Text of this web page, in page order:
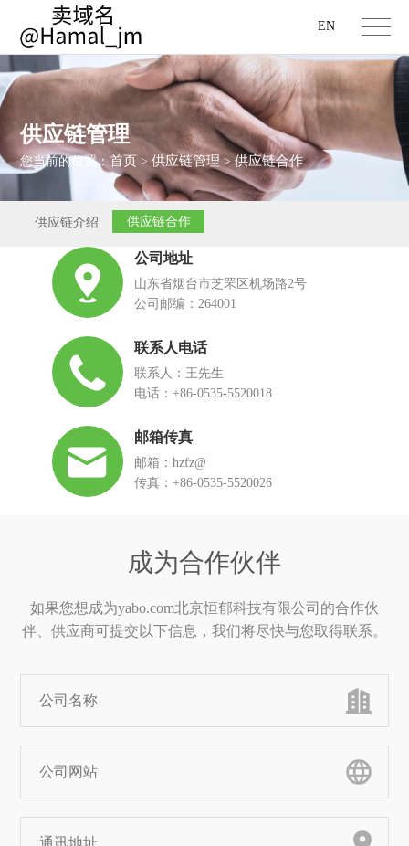
EN
供应链管理
您当前的位置：首页 >供应链管理>供应链合作
供应链介绍 供应链合作
公司地址
山东省烟台市芝罘区机场路2号
公司邮编：264001
联系人电话
联系人：王先生
电话：+86-0535-5520018
邮箱传真
邮箱：hzfz@
传真：+86-0535-5520026
成为合作伙伴
如果您想成为yabo.com北京恒郁科技有限公司的合作伙
伴、供应商可提交以下信息，我们将尽快与您取得联系。